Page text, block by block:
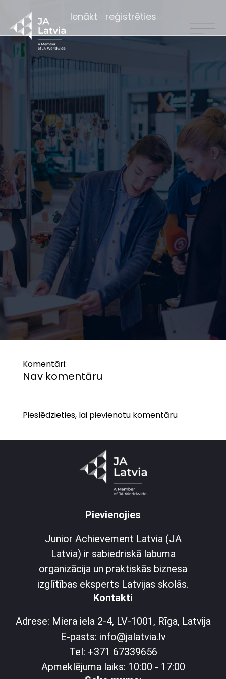
Ienākt reģistrēties
Komentāri:
Nav komentāru
Pieslēdzieties, lai pievienotu komentāru
Pievienojies
Junior Achievement Latvia (JA
Latvia) ir sabiedriskā labuma
organizācija un praktiskās biznesa
izglītības eksperts Latvijas skolās.
Kontakti
Adrese: Miera iela 2-4, LV-1001, Rīga, Latvija
E-pasts: info@jalatvia.lv
Tel: +371 67339656
Apmeklējuma laiks: 10:00 - 17:00